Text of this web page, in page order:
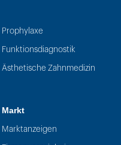
Prophylaxe
Funktionsdiagnostik
Ästhetische Zahnmedizin
Markt
Marktanzeigen